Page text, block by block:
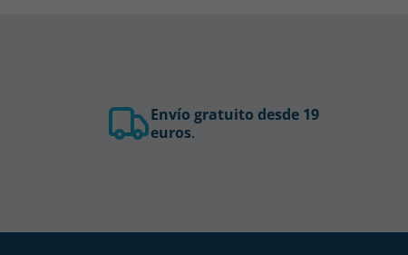
Envío gratuito desde 19
euros.